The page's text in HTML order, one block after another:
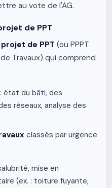
au vote de l'AG.
de PPT
projet de PPT (ou PPPT
Travaux) qui comprend
: état du bâti, des
réseaux, analyse des
classés par urgence
mise en
(ex. : toiture fuyante,